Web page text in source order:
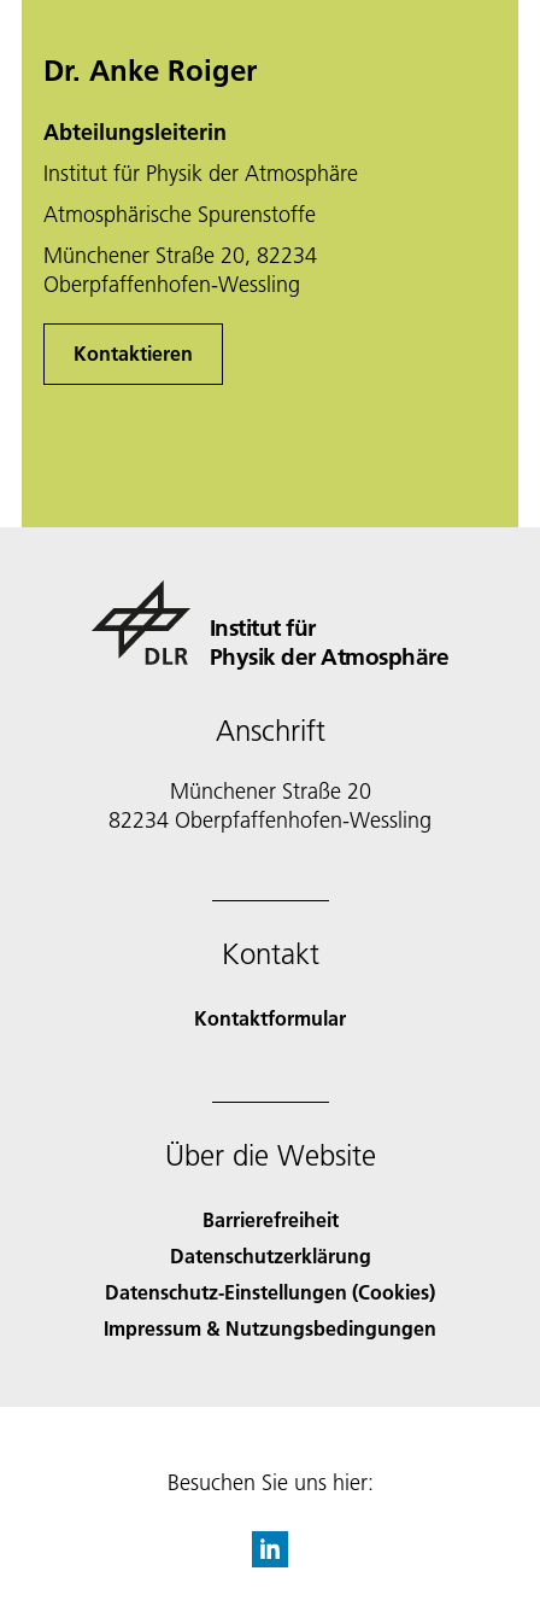
Dr. Anke Roiger
Abteilungsleiterin
Institut für Physik der Atmosphäre
Atmosphärische Spurenstoffe
Münchener Straße 20, 82234
Oberpfaffenhofen-Wessling
Kontaktieren
Institut für
Physik der Atmosphäre
Anschrift
Münchener Straße 20
82234 Oberpfaffenhofen-Wessling
Kontakt
Kontaktformular
Über die Website
Barrierefreiheit
Datenschutzerklärung
Datenschutz-Einstellungen (Cookies)
Impressum & Nutzungsbedingungen
Besuchen Sie uns hier: